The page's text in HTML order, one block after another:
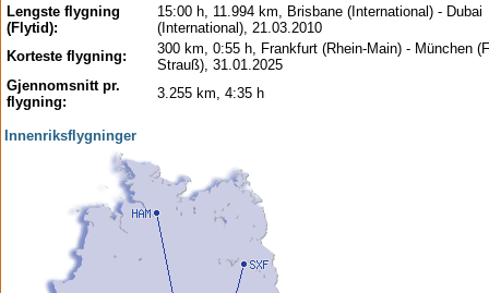
Lengste flygning
(Flytid):
15:00 h, 11.994 km, Brisbane (International) - Dubai
(International), 21.03.2010
Korteste flygning:
300 km, 0:55 h, Frankfurt (Rhein-Main) - München
Strauß), 31.01.2025
Gjennomsnitt pr.
flygning:
3.255 km, 4:35 h
Innenriksflygninger